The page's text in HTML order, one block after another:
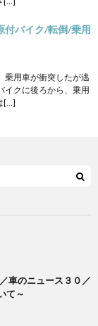
付バイク/転倒/乗用
乗用車が衝突したが逃
イクに後ろから、乗用
[…]
車のニュース３０／
て～